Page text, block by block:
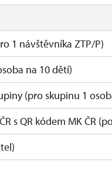
1 návštěvníka ZTP/P)
na 10 dětí)
(pro skupinu 1
s QR kódem MK ČR